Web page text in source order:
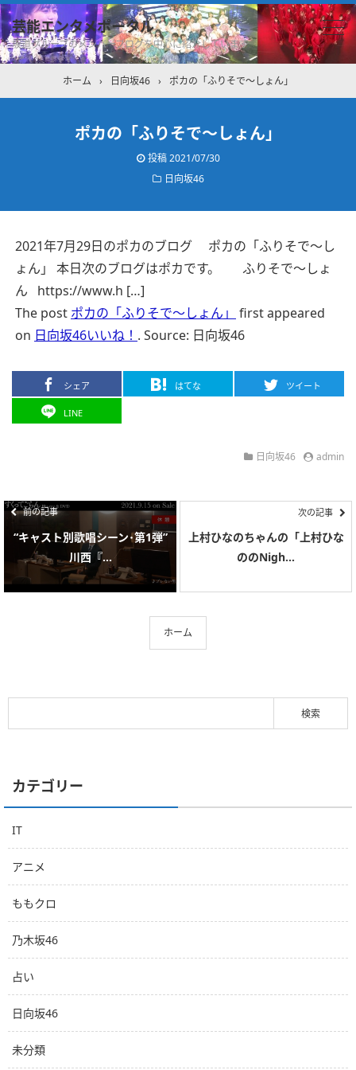
芸能エンタメポータル
坂道グループのメンバーブログを中心に紹介しています
ホーム › 日向坂46 › ポカの「ふりそで～しょん」
ポカの「ふりそで～しょん」
投稿2021/07/30
日向坂46
2021年7月29日のポカのブログ ポカの「ふりそで～し
ょん」 本日次のブログはポカです。 ふりそで～しょ
ん https://www.h […]
The post ポカの「ふりそで～しょん」
first appeared
on 日向坂46いいね！ . Source: 日向坂46
シェア はてな ツイート
LINE
日向坂46 admin
前の記事
“キャスト別歌唱シーン･第1弾”
川西『...
次の記事
上村ひなのちゃんの「上村ひな
ののNigh...
ホーム
カテゴリー
IT
アニメ
ももクロ
乃木坂46
占い
日向坂46
未分類